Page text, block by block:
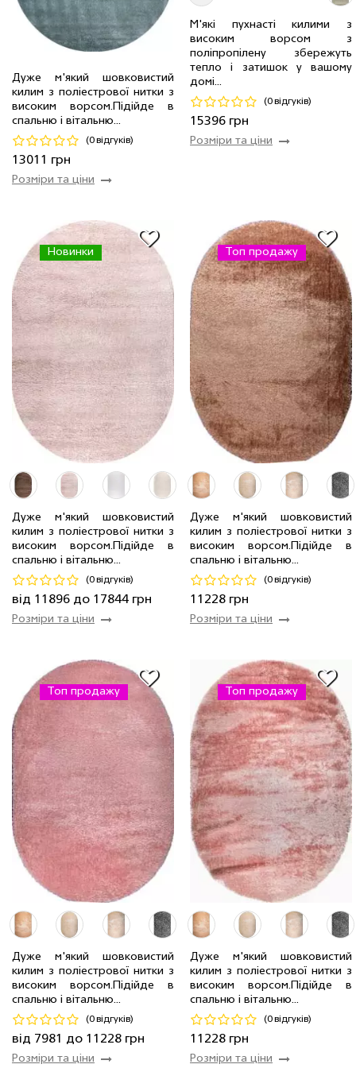
Дуже м'який шовковистий
килим з поліестрової нитки з
високим ворсом.Пiдiйде в
спальню і вітальню...
(0 відгуків)
13011 грн
Розміри та ціни
2.5 x 3.5 м 6 шт 13011 грн
Код 20769
М'які пухнасті килими з
високим ворсом з
поліпропілену збережуть
тепло і затишок у вашому
домі...
(0 відгуків)
15396 грн
Розміри та ціни
3.0 x 4.0 м 2 шт 15396 грн
Код 14262
Новинки
Дуже м'який шовковистий
килим з поліестрової нитки з
високим ворсом.Пiдiйде в
спальню і вітальню...
(0 відгуків)
від 11896 до 17844 грн
Розміри та ціни
2.0 x 4.0 м 2 шт
11896 грн
3.0 x 4.0 м
6 шт 17844 грн
Код 15232
Купити
Топ продажу
Дуже м'який шовковистий
килим з поліестрової нитки з
високим ворсом.Пiдiйде в
спальню і вітальню...
(0 відгуків)
11228 грн
Розміри та ціни
2.4 x 3.4 м 6 шт 11228 грн
Код 17160
Топ продажу
Дуже м'який шовковистий
килим з поліестрової нитки з
високим ворсом.Пiдiйде в
спальню і вітальню...
(0 відгуків)
від 7981 до 11228 грн
Розміри та ціни
2.0 x 2.9 м 4 шт
7981 грн
2.4 x 3.4 м
4 шт 11228 грн
Код 18144
Купити
Топ продажу
Дуже м'який шовковистий
килим з поліестрової нитки з
високим ворсом.Пiдiйде в
спальню і вітальню...
(0 відгуків)
11228 грн
Розміри та ціни
2.4 x 3.4 м 12 шт 11228 грн
Код 17166